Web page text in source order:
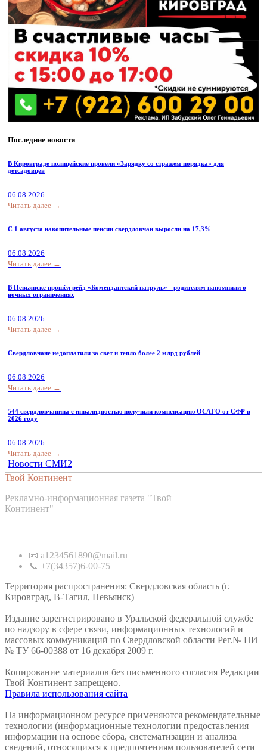
Последние новости
В Кировграде полицейские провели «Зарядку со стражем порядка» для
детсадовцев
06.08.2026
Читать далее →
С 1 августа накопительные пенсии свердловчан выросли на 17,3%
06.08.2026
Читать далее →
В Невьянске прошёл рейд «Комендантский патруль» - родителям напомнили о
ночных ограничениях
06.08.2026
Читать далее →
Свердловчане недоплатили за свет и тепло более 2 млрд рублей
06.08.2026
Читать далее →
544 свердловчанина с инвалидностью получили компенсацию ОСАГО от СФР в
2026 году
06.08.2026
Читать далее →
Новости СМИ2
Твой Континент
Рекламно-информационная газета "Твой
Континент"
📧 a1234561890@mail.ru
📞 +7(34357)6-00-75
Территория распространения: Свердловская область (г.
Кировград, В-Тагил, Невьянск)
Издание зарегистрировано в Уральской федеральной службе
по надзору в сфере связи, информационных технологий и
массовых коммуникаций по Свердловской области Рег.№ ПИ
№ ТУ 66-00388 от 16 декабря 2009 г.
Копирование материалов без письменного согласия Редакции
Твой Континент запрещено.
Правила использования сайта
На информационном ресурсе применяются рекомендательные
технологии (информационные технологии предоставления
информации на основе сбора, систематизации и анализа
сведений, относящихся к предпочтениям пользователей сети